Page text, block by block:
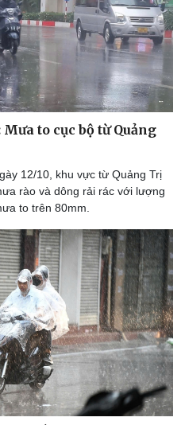
Ô tô - Xe máy
Xe máy
Tư vấn
to cục bộ từ Quảng
12/10, khu vực từ Quảng Trị
rào và dông rải rác với lượng
to trên 80mm.